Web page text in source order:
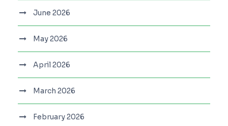
June 2026
May 2026
April 2026
March 2026
February 2026